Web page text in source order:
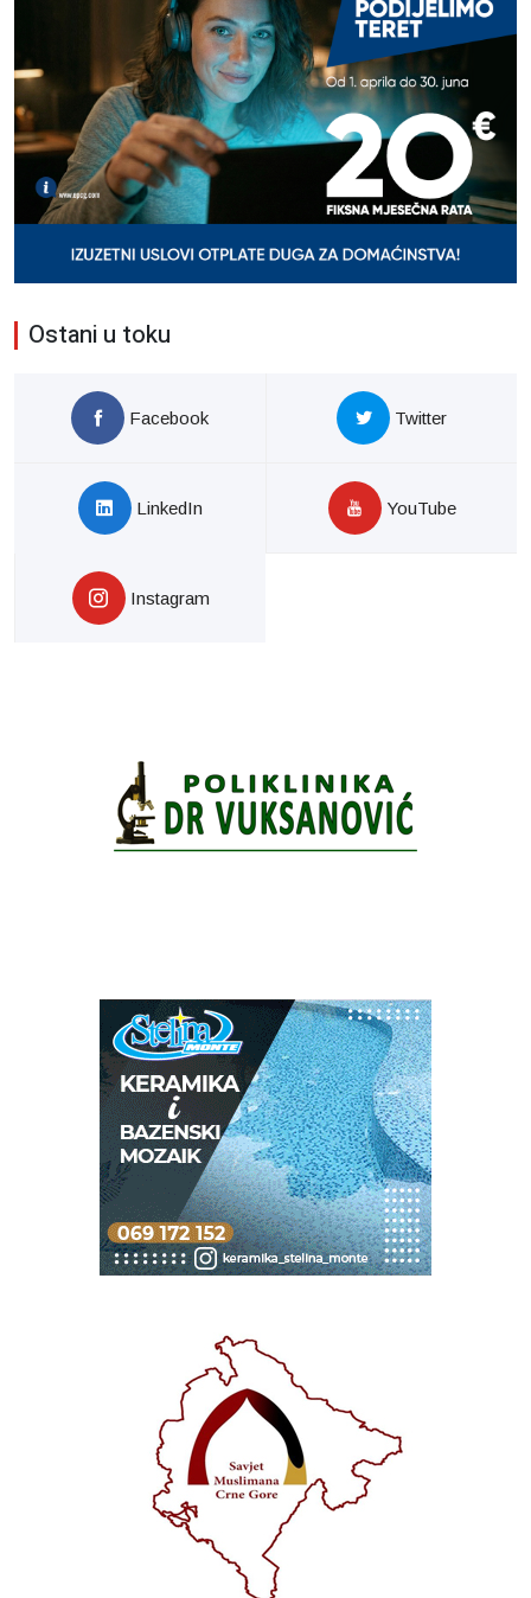
Ostani u toku
Facebook Twitter
LinkedIn YouTube
Instagram